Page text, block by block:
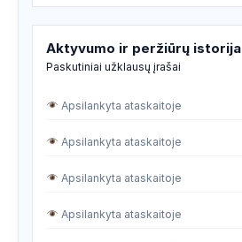
Aktyvumo ir peržiūrų istorija
Paskutiniai užklausų įrašai
Apsilankyta ataskaitoje
Apsilankyta ataskaitoje
Apsilankyta ataskaitoje
Apsilankyta ataskaitoje